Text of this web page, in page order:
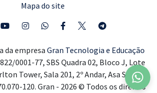
Mapa do site
da empresa Gran Tecnologia e Educação
0001-77, SBS Quadra 02, Bloco J, Lote
Tower, Sala 201, 2º Andar, Asa Sul,
120. Gran - 2026 © Todos os direitos